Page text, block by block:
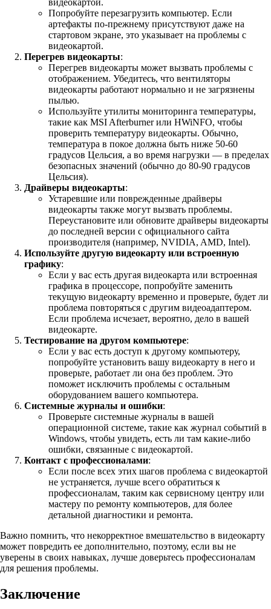
Попробуйте перезагрузить компьютер. Если
артефакты по-прежнему присутствуют даже на
стартовом экране, это указывает на проблемы с
видеокартой.
Перегрев видеокарты:
Перегрев видеокарты может вызвать проблемы с
отображением. Убедитесь, что вентиляторы
видеокарты работают нормально и не загрязнены
пылью.
Используйте утилиты мониторинга температуры,
такие как MSI Afterburner или HWiNFO, чтобы
проверить температуру видеокарты. Обычно,
температура в покое должна быть ниже 50-60
градусов Цельсия, а во время нагрузки — в пределах
безопасных значений (обычно до 80-90 градусов
Цельсия).
Драйверы видеокарты:
Устаревшие или поврежденные драйверы
видеокарты также могут вызвать проблемы.
Переустановите или обновите драйверы видеокарты
до последней версии с официального сайта
производителя (например, NVIDIA, AMD, Intel).
Используйте другую видеокарту или встроенную
графику:
Если у вас есть другая видеокарта или встроенная
графика в процессоре, попробуйте заменить
текущую видеокарту временно и проверьте, будет ли
проблема повторяться с другим видеоадаптером.
Если проблема исчезает, вероятно, дело в вашей
видеокарте.
Тестирование на другом компьютере:
Если у вас есть доступ к другому компьютеру,
попробуйте установить вашу видеокарту в него и
проверьте, работает ли она без проблем. Это
поможет исключить проблемы с остальным
оборудованием вашего компьютера.
Системные журналы и ошибки:
Проверьте системные журналы в вашей
операционной системе, такие как журнал событий в
Windows, чтобы увидеть, есть ли там какие-либо
ошибки, связанные с видеокартой.
Контакт с профессионалами:
Если после всех этих шагов проблема с видеокартой
не устраняется, лучше всего обратиться к
профессионалам, таким как сервисному центру или
мастеру по ремонту компьютеров, для более
детальной диагностики и ремонта.
Важно помнить, что некорректное вмешательство в видеокарту
может повредить ее дополнительно, поэтому, если вы не
уверены в своих навыках, лучше доверьтесь профессионалам
для решения проблемы.
Заключение